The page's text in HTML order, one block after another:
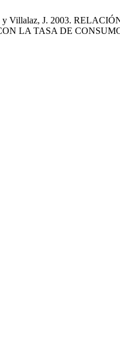
y Villalaz, J. 2003.
CON LA TASA DE